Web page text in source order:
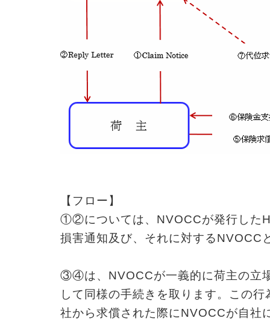
【フロー】
①②については、NVOCCが発行した
損害通知及び、それに対するNVOCC
③④は、NVOCCが一義的に荷主の立
して同様の手続きを取ります。この
社から求償された際にNVOCCが自社